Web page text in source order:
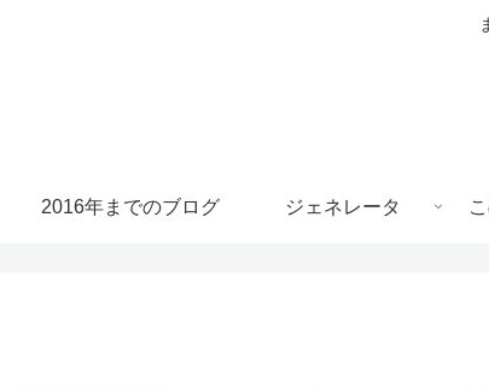
2016年までのブログ ジェネレータ